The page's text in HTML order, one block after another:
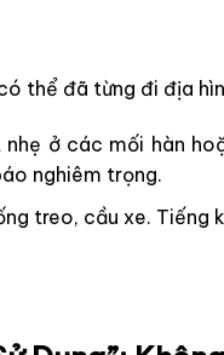
thể đã từng đi địa
ở các mối hàn
nghiêm trọng.
treo, cầu xe. Tiếng